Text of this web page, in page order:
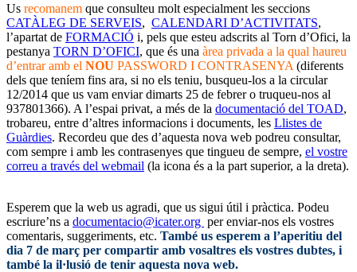
Us recomanem que consulteu molt especialment les seccions
CATÀLEG DE SERVEIS, CALENDARI D’ACTIVITATS,
l’apartat de FORMACIÓ i, pels que esteu adscrits al Torn d’Ofici, la
pestanya TORN D’OFICI, que és una àrea privada a la qual haureu
d’entrar amb el NOU PASSWORD I CONTRASENYA (diferents
dels que teníem fins ara, si no els teniu, busqueu-los a la circular
12/2014 que us vam enviar dimarts 25 de febrer o truqueu-nos al
937801366). A l’espai privat, a més de la documentació del TOAD,
trobareu, entre d’altres informacions i documents, les Llistes de
Guàrdies. Recordeu que des d’aquesta nova web podreu consultar,
com sempre i amb les contrasenyes que tingueu de sempre, el vostre
correu a través del webmail (la icona és a la part superior, a la dreta).
Esperem que la web us agradi, que us sigui útil i pràctica. Podeu
escriure’ns a documentacio@icater.org per enviar-nos els vostres
comentaris, suggeriments, etc. També us esperem a l’aperitiu del
dia 7 de març per compartir amb vosaltres els vostres dubtes, i
també la il·lusió de tenir aquesta nova web.